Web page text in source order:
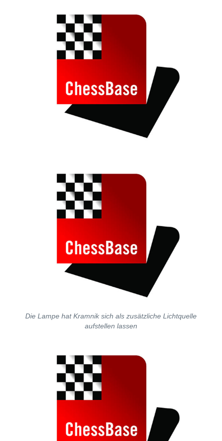
Die Lampe hat Kramnik sich als zusätzliche Lichtquelle
aufstellen lassen